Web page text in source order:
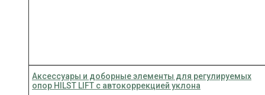
Аксессуары и доборные элементы для регулируемых
опор HILST LIFT с автокоррекцией уклона